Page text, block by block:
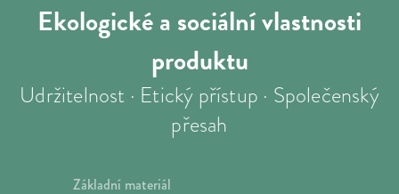
Ekologické a sociálnívlastnosti
produktu
Udržitelnost · Etický přístup · Společenský
přesah
Základní materiál